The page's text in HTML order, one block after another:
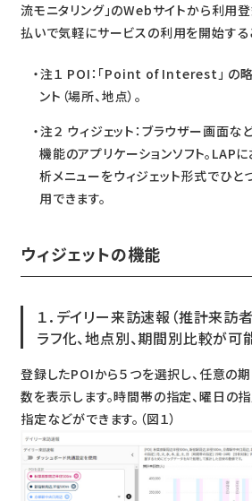
流モニタリング」のWebサイトから利用登
払いで気軽にサービスの利用を開始する
注１ POI：「Point of Interest」 の
ント（場所、地点）。
注２ ウィジェット：ブラウザー画面な
機能のアプリケーションソフト。LAP
析メニューをウィジェット形式でひ
用できます。
ウィジェットの機能
１．デイリー来訪速報（推計来訪
ラフ化、地点別、期間別比較が可
登録したPOIから５つを選択し、任意の
数を表示します。時間帯の指定、曜日の
指定などができます。（図１）